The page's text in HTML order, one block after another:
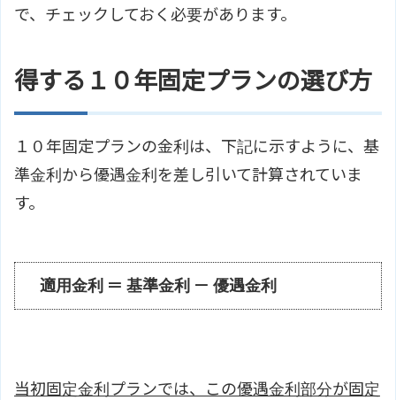
で、チェックしておく必要があります。
得する１０年固定プランの選び方
１０年固定プランの金利は、下記に示すように、基
準金利から優遇金利を差し引いて計算されていま
す。
適用金利 ＝ 基準金利 － 優遇金利
当初固定金利プランでは、この優遇金利部分が固定